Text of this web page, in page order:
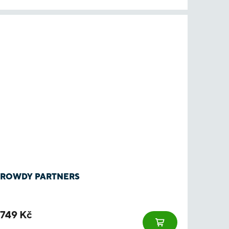
ROWDY PARTNERS
749 Kč